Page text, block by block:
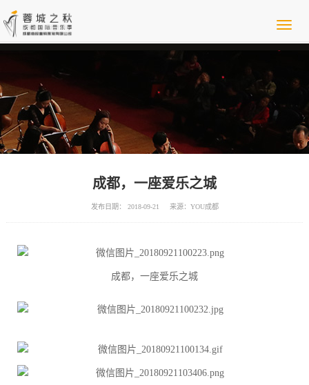
成都，一座爱乐之城
发布日期： 2018-09-21 来源：YOU成都
成都，一座爱乐之城